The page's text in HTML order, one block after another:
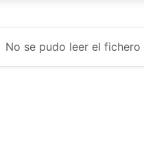
No se pudo leer el fichero